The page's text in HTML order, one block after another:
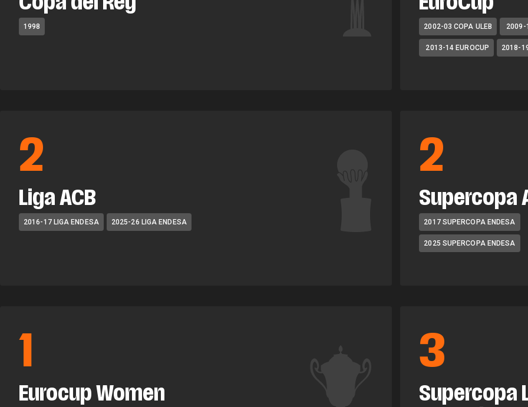
1998 2002-03 COPA ULEB 2009-
2013-14 EUROCUP 2018-
2
Liga ACB
2016-17 LIGA ENDESA 2025-26 LIGA ENDESA
2
Supercopa
2017 SUPERCOPA ENDESA
2025 SUPERCOPA ENDESA
1
Eurocup Women
3
Supercopa